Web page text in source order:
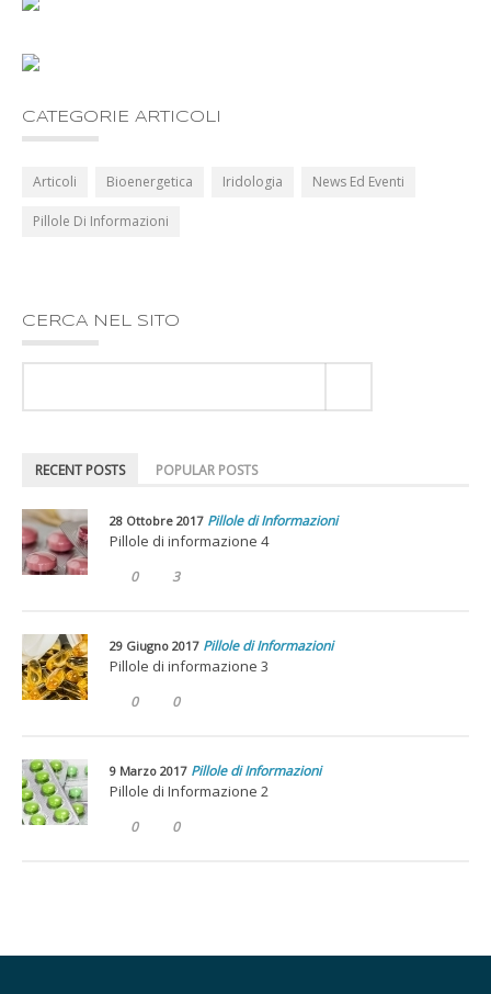
CATEGORIE ARTICOLI
Articoli Bioenergetica Iridologia News Ed Eventi
Pillole Di Informazioni
CERCA NEL SITO
RECENT POSTS POPULAR POSTS
28 Ottobre 2017 Pillole di Informazioni
Pillole di informazione 4
0 3
29 Giugno 2017 Pillole di Informazioni
Pillole di informazione 3
0 0
9 Marzo 2017 Pillole di Informazioni
Pillole di Informazione 2
0 0